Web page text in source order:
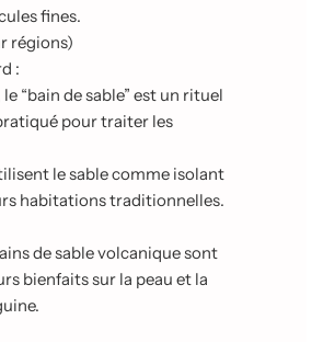
fines.
régions)
:
le “bain de sable” est un rituel
pour traiter les
le sable comme isolant
habitations traditionnelles.
de sable volcanique sont
bienfaits sur la peau et la